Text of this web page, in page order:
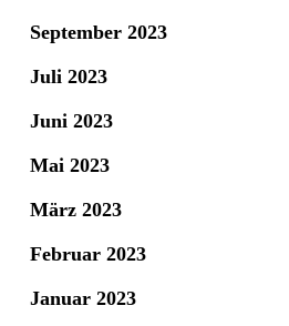
September 2023
Juli 2023
Juni 2023
Mai 2023
März 2023
Februar 2023
Januar 2023